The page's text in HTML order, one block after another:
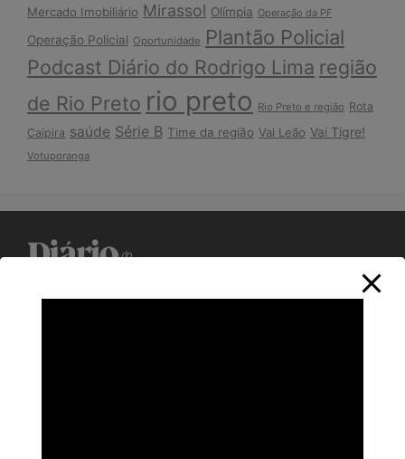
Mercado Imobiliário Mirassol Olímpia Operação da PF
Operação Policial Oportunidade Plantão Policial
Podcast Diário do Rodrigo Lima região
de Rio Preto rio preto Rio Preto e região Rota
Caipira saúde Série B Time da região Vai Leão Vai Tigre!
Votuporanga